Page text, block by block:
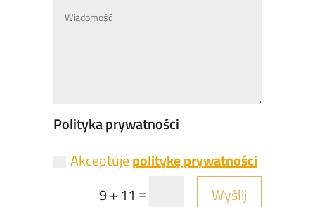
Polityka prywatności
Akceptujępolitykę prywatności
9 + 11 = Wyślij